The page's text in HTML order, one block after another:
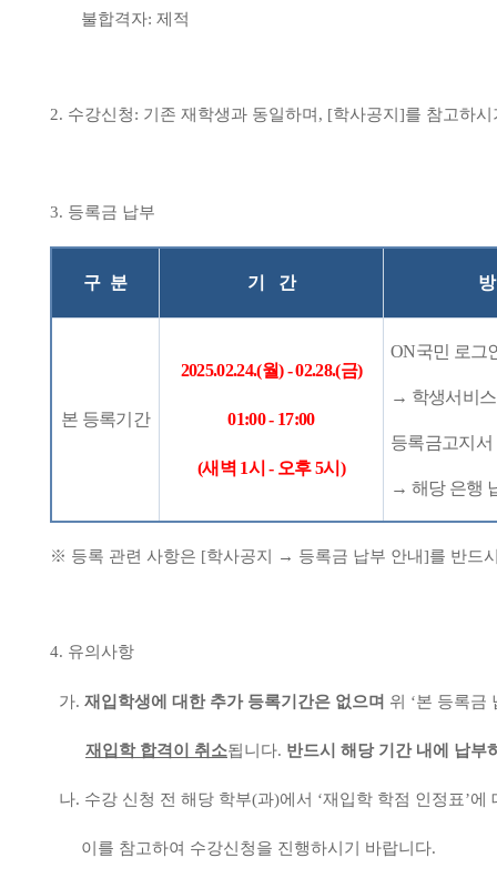
불합격자: 제적
2. 수강신청: 기존 재학생과 동일하며 , [학사공지 ]를 참고하
3. 등록금 납부
구 분 기 간
본 등록기간
2025.02.24.(월) - 02.28.(금)
01:00 - 17:00
(새벽 1시- 오후5시 )
ON국민 로그
→ 학생서비
등록금고지서
→ 해당 은행
※ 등록 관련 사항은 [학사공지 → 등록금 납부 안내]를 반드
4. 유의사항
가. 재입학생에 대한 추가 등록기간은 없으며 위 ‘본 등록금
재입학 합격이 취소됩니다. 반드시 해당 기간 내에 납부
나. 수강 신청 전 해당 학부(과)에서 ‘재입학 학점 인정표’에
이를 참고하여 수강신청을 진행하시기 바랍니다.